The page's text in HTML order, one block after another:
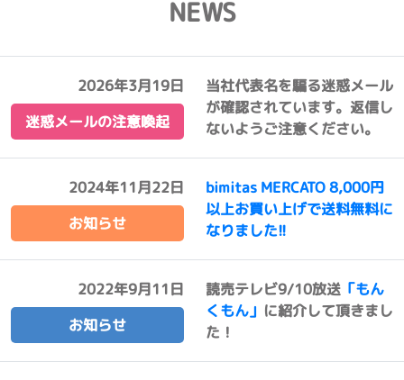
NEWS
2026年3月19日
迷惑メールの注意喚起
当社代表名を騙る迷惑メール
が確認されています。返信し
ないようご注意ください。
2024年11月22日
お知らせ
bimitas MERCATO 8,000円
以上お買い上げで送料無料に
なりました!!
2022年9月11日
お知らせ
読売テレビ9/10放送 「もん
くもん」 に紹介して頂きまし
た！